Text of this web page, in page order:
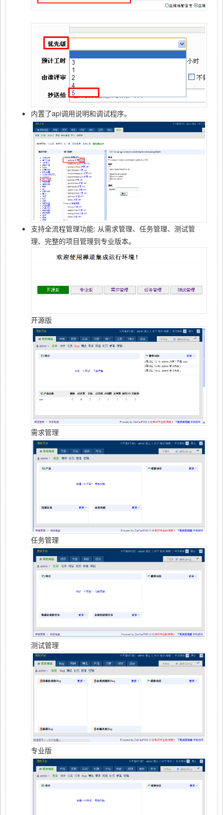
内置了api调用说明和调试程序。
支持全流程管理功能: 从需求管理、任务管理、测试管
理、完整的项目管理到专业版本。
开源版
需求管理
任务管理
测试管理
专业版